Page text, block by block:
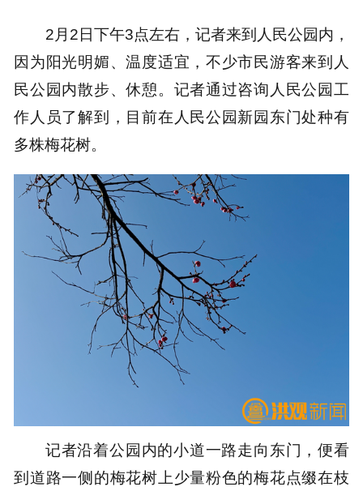
2月2日下午3点左右，记者来到人民公园内，
因为阳光明媚、温度适宜，不少市民游客来到人
民公园内散步、休憩。记者通过咨询人民公园工
作人员了解到，目前在人民公园新园东门处种有
多株梅花树。
记者沿着公园内的小道一路走向东门，便看
到道路一侧的梅花树上少量粉色的梅花点缀在枝